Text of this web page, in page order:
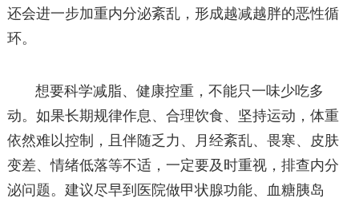
还会进一步加重内分泌紊乱，形成越减越胖的恶性循
环。
想要科学减脂、健康控重，不能只一味少吃多
动。如果长期规律作息、合理饮食、坚持运动，体重
依然难以控制，且伴随乏力、月经紊乱、畏寒、皮肤
变差、情绪低落等不适，一定要及时重视，排查内分
泌问题。建议尽早到医院做甲状腺功能、血糖胰岛